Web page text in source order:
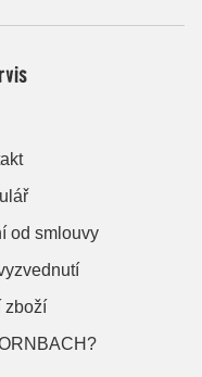
od smlouvy
zboží